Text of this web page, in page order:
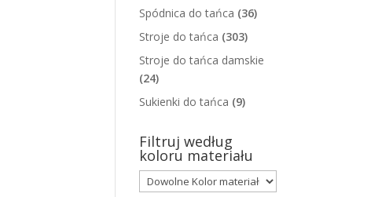
Spódnica do tańca (36)
Stroje do tańca (303)
Stroje do tańca damskie
(24)
Sukienki do tańca (9)
Filtruj według
koloru materiału